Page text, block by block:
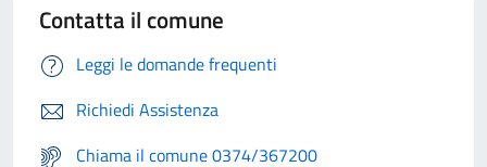
Contatta il comune
Leggi le domande frequenti
Richiedi Assistenza
Chiama il comune 0374/367200